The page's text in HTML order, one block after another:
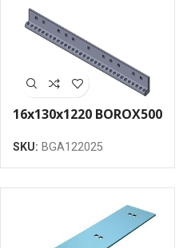
16x130x1220 BOROX500
cietkausējuma pīķiem
SKU: BGA122025